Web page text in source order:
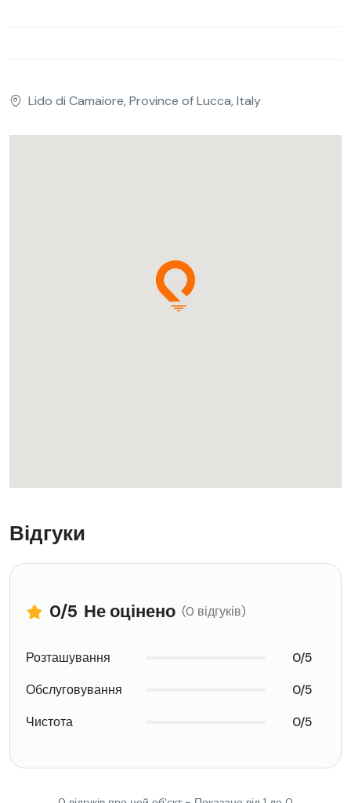
Lido di Camaiore, Province of Lucca, Italy
Відгуки
0/5 Не оцінено (0 відгуків)
Розташування
0/5
Обслуговування
0/5
Чистота
0/5